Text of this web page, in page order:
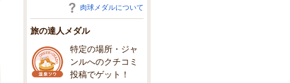
肉球メダルについて
旅の達人メダル
特定の場所・ジャ
ンルへのクチコミ
投稿でゲット！